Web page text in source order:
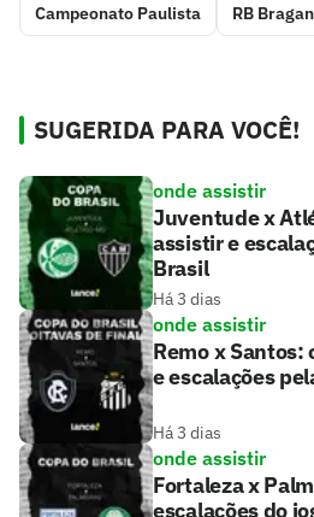
Campeonato Paulista RB
SUGERIDA PARA VOCÊ!
onde assistir
Juventude x
assistir e
Brasil
Há 3 dias
onde assistir
Remo x
e escalações
Há 3 dias
onde assistir
Fortaleza x
escalações do